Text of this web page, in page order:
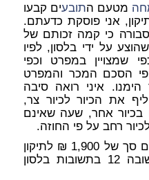
מטעם התובעים קבעו
אני פוסקת כדעתם.
כי קמה זכותם של
על ידי בלסון, לפיו
שמצויין במפרט וכפי
הסכם המכר והמפרט
איני רואה סיבה
את הכיור לכיור צר,
בכיור אחר, שעה שאינם
רחב על פי החוזה.
סך של 1,900 ₪ לתיקון
הגישה לאסלה (תשובה 12 בתשובות בלסון